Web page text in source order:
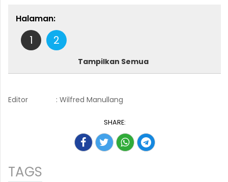
Halaman:
1 2
Tampilkan Semua
Editor : Wilfred Manullang
SHARE:
TAGS